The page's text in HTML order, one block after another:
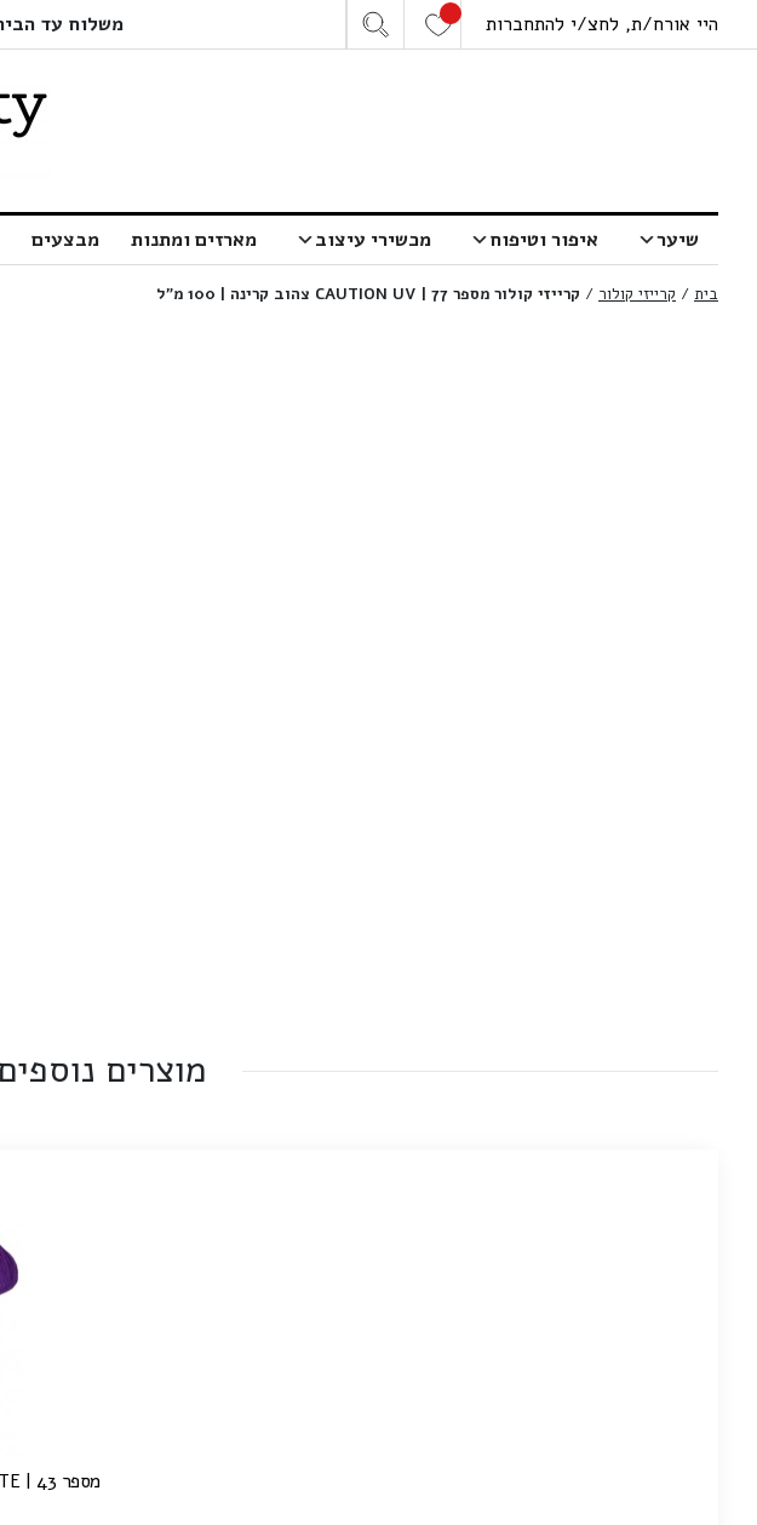
היי אורח/ת, לחצ/י להתחברות משלוח עד הבית חינם
שיער איפור וטיפוח מכשירי עיצוב מארזים ומתנות מבצעים
בית / קרייזי קולור / קרייזי קולור מספר 77 | CAUTION UV צהוב קרינה | 100 מ”ל
מוצרים
מספר 43 | VIOLETTE סגול כהה | 100 מ"ל